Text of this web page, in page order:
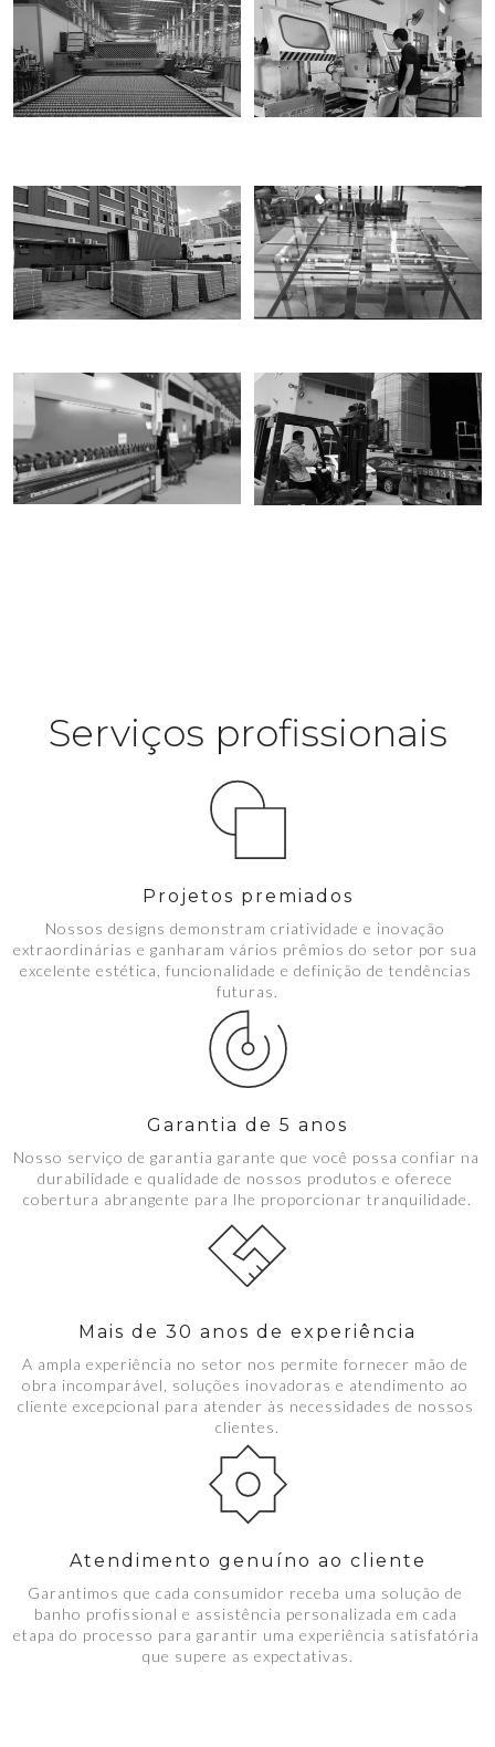
Serviços profissionais
Projetos premiados
Nossos designs demonstram criatividade e inovação
extraordinárias e ganharam vários prêmios do setor por sua
excelente estética, funcionalidade e definição de tendências
futuras.
Garantia de 5 anos
Nosso serviço de garantia garante que você possa confiar na
durabilidade e qualidade de nossos produtos e oferece
cobertura abrangente para lhe proporcionar tranquilidade.
Mais de 30 anos de experiência
A ampla experiência no setor nos permite fornecer mão de
obra incomparável, soluções inovadoras e atendimento ao
cliente excepcional para atender às necessidades de nossos
clientes.
Atendimento genuíno ao cliente
Garantimos que cada consumidor receba uma solução de
banho profissional e assistência personalizada em cada
etapa do processo para garantir uma experiência satisfatória
que supere as expectativas.